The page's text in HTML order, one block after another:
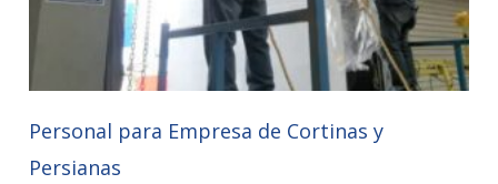
Personal para Empresa de Cortinas y
Persianas